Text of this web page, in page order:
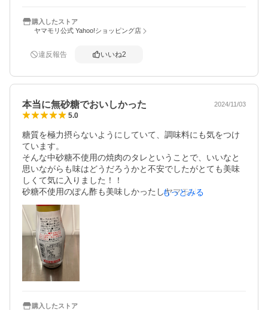
購入したストア
ヤマモリ公式 Yahoo!ショッピング店
違反報告 いいね2
本当に無砂糖でおいしかった 2024/11/03
5.0
糖質を極力摂らないようにしていて、調味料にも気をつけ
ています。
そんな中砂糖不使用の焼肉のタレということで、いいなと
思いながらも味はどうだろうかと不安でしたがとても美味
しくて気に入りました！！
砂糖不使用のぽん酢も美味しかったしヤマモリさんのファ
ンになりそうです！
もっとみる
購入したストア